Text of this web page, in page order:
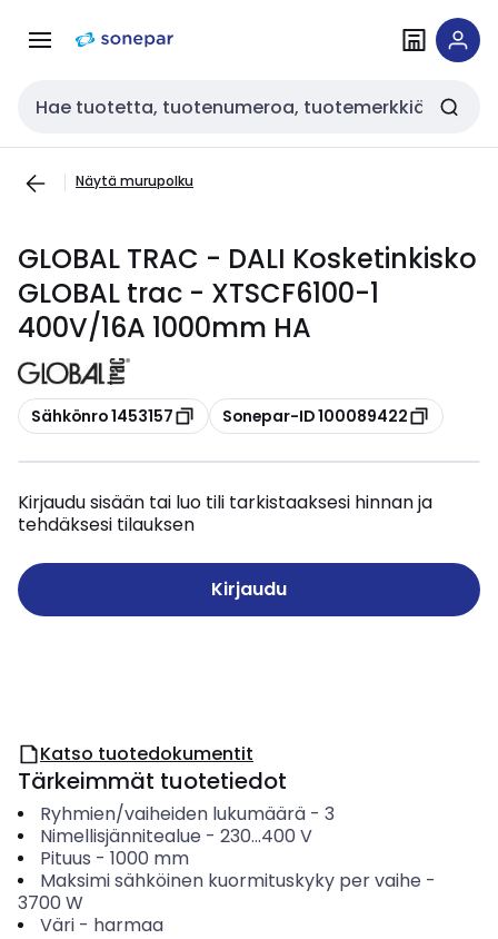
navigointiinsisältöön
Haku
Näytä murupolku
GLOBAL TRAC - DALI Kosketinkisko
GLOBAL trac - XTSCF6100-1
400V/16A 1000mm HA
Kopioi
Sähkönro 1453157 Kopioi
Sonepar-ID 100089422
Kirjaudu sisään tai luo tili tarkistaaksesi hinnan ja
tehdäksesi tilauksen
Kirjaudu
Katso tuotedokumentit
Tärkeimmät tuotetiedot
Ryhmien/vaiheiden lukumäärä- 3
Nimellisjännitealue - 230...400 V
Pituus - 1000 mm
Maksimi sähköinen kuormituskyky per vaihe -
3700 W
Väri- harmaa